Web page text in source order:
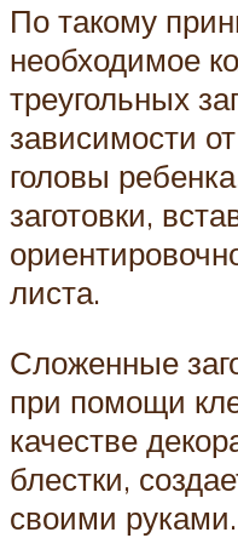
По такому
необходимое
треугольных
зависимости
головы
заготовки,
листа.
Сложенные
при помощи
качестве
блестки,
своими руками.